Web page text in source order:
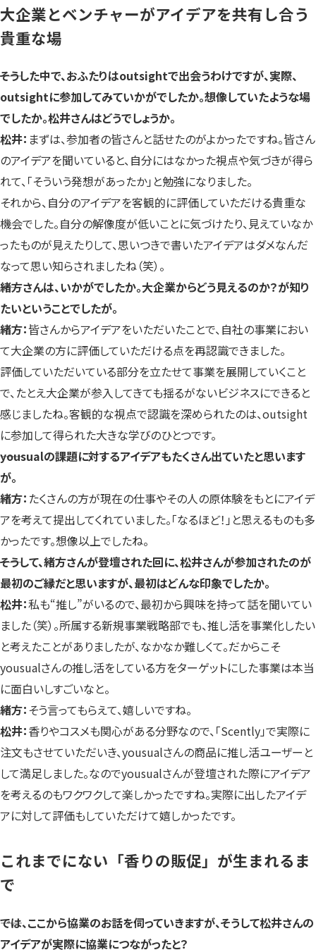
大企業とベンチャーがアイデアを共有し合う
貴重な場
――そうした中で、おふたりはoutsightで出会うわけですが、実際、
outsightに参加してみていかがでしたか。想像していたような場
でしたか。松井さんはどうでしょうか。
松井： まずは、参加者の皆さんと話せたのがよかったですね。皆さん
のアイデアを聞いていると、自分にはなかった視点や気づきが得ら
れて、「そういう発想があったか」と勉強になりました。
それから、自分のアイデアを客観的に評価していただける貴重な
機会でした。自分の解像度が低いことに気づけたり、見えていなか
ったものが見えたりして、思いつきで書いたアイデアはダメなんだ
なって思い知らされましたね（笑）。
――緒方さんは、いかがでしたか。大企業からどう見えるのか？が知り
たいということでしたが。
緒方：皆さんからアイデアをいただいたことで、自社の事業におい
て大企業の方に評価していただける点を再認識できました。
評価していただいている部分を立たせて事業を展開していくこと
で、たとえ大企業が参入してきても揺るがないビジネスにできると
感じましたね。客観的な視点で認識を深められたのは、outsight
に参加して得られた大きな学びのひとつです。
――yousualの課題に対するアイデアもたくさん出ていたと思います
が。
緒方： たくさんの方が現在の仕事やその人の原体験をもとにアイデ
アを考えて提出してくれていました。「なるほど！」と思えるものも多
かったです。想像以上でしたね。
――そうして、緒方さんが登壇された回に、松井さんが参加されたのが
最初のご縁だと思いますが、最初はどんな印象でしたか。
松井：私も“推し”がいるので、最初から興味を持って話を聞いてい
ました（笑）。所属する新規事業戦略部でも、推し活を事業化したい
と考えたことがありましたが、なかなか難しくて。だからこそ
yousualさんの推し活をしている方をターゲットにした事業は本当
に面白いしすごいなと。
緒方： そう言ってもらえて、嬉しいですね。
松井：香りやコスメも関心がある分野なので、「Scently」で実際に
注文もさせていただいき、yousualさんの商品に推し活ユーザーと
して満足しました。なのでyousualさんが登壇された際にアイデア
を考えるのもワクワクして楽しかったですね。実際に出したアイデ
アに対して評価もしていただけて嬉しかったです。
これまでにない「香りの販促」が生まれるま
で
――では、ここから協業のお話を伺っていきますが、そうして松井さんの
アイデアが実際に協業につながったと？